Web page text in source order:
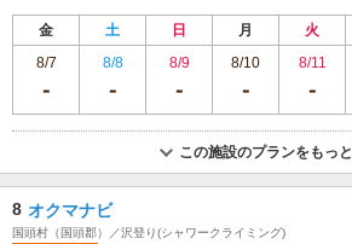
金 土 日 月 火
8/7
8/8 8/9 8/10 8/11
この施設のプランをもっ
8 オクマナビ
国頭村（国頭郡）／沢登り(シャワークライミング)